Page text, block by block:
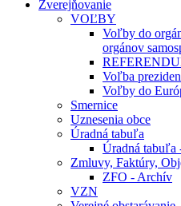
Zverejňovanie
VOĽBY
Voľby do
orgánov
Voľba
Voľby do
Smernice
Uznesenia obce
Úradná tabuľa
Úradná tabuľa
Zmluvy, Faktúry,
ZFO - Archív
VZN